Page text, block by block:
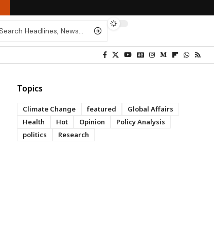
Topics
Climate Change featured
Global Affairs
Health
Hot Opinion
Policy Analysis
politics
Research